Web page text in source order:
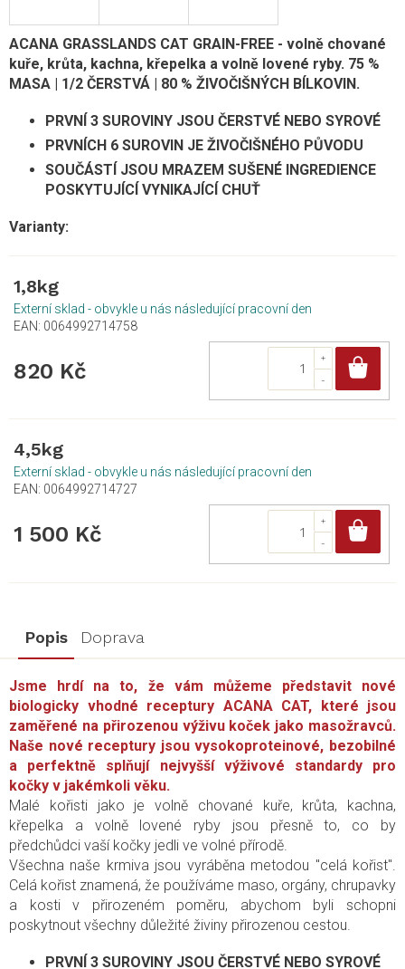
ACANA GRASSLANDS CAT GRAIN-FREE - volně chované
kuře, krůta, kachna, křepelka a volně lovené ryby. 75 %
MASA | 1/2 ČERSTVÁ | 80 % ŽIVOČIŠNÝCH BÍLKOVIN.
PRVNÍ 3 SUROVINY JSOU ČERSTVÉ NEBO SYROVÉ
PRVNÍCH 6 SUROVIN JE ŽIVOČIŠNÉHO PŮVODU
SOUČÁSTÍ JSOU MRAZEM SUŠENÉ INGREDIENCE
POSKYTUJÍCÍ VYNIKAJÍCÍ CHUŤ
1,8kg
Externí sklad - obvykle u nás následující pracovní den
EAN: 0064992714758
820 Kč
4,5kg
Externí sklad - obvykle u nás následující pracovní den
EAN: 0064992714727
1 500 Kč
Popis Doprava
Jsme hrdí na to, že vám můžeme představit nové
biologicky vhodné receptury ACANA CAT, které jsou
zaměřené na přirozenou výživu koček jako masožravců.
Naše nové receptury jsou vysokoproteinové, bezobilné
a perfektně splňují nejvyšší výživové standardy pro
kočky v jakémkoli věku.
Malé kořisti jako je volně chované kuře, krůta, kachna,
křepelka a volně lovené ryby jsou přesně to, co by
předchůdci vaší kočky jedli ve volné přírodě.
Všechna naše krmiva jsou vyráběna metodou "celá kořist".
Celá kořist znamená, že používáme maso, orgány, chrupavky
a kosti v přirozeném poměru, abychom byli schopni
poskytnout všechny důležité živiny přirozenou cestou.
PRVNÍ 3 SUROVINY JSOU ČERSTVÉ NEBO SYROVÉ